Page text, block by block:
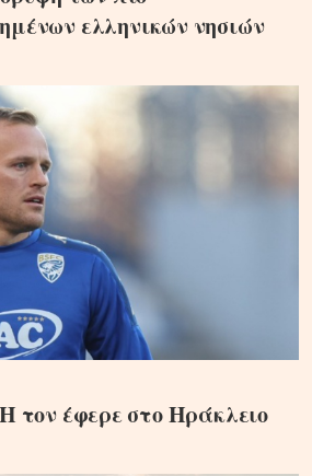
ελληνικών νησιών
έφερε στο Ηράκλειο